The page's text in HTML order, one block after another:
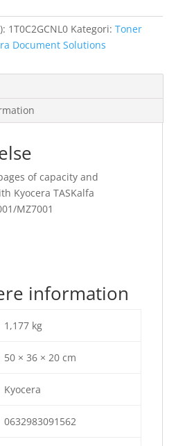
1T0C2GCNL0 Kategori: Toner
Document Solutions
of capacity and
Kyocera TASKalfa
MZ7001
information
1,177 kg
50 × 36 × 20 cm
Kyocera
0632983091562